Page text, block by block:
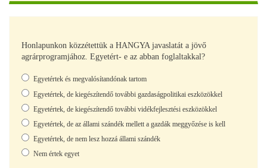
Honlapunkon közzétettük a HANGYA javaslatát a jövő
agrárprogramjához. Egyetért- e az abban foglaltakkal?
Választások
Egyetértek és megvalósítandónak tartom
Egyetértek, de kiegészítendő további gazdaságpolitikai eszközökkel
Egyetértek, de kiegészítendő további vidékfejlesztési eszközökkel
Egyetértek, de az állami szándék mellett a gazdák meggyőzése is kell
Egyetértek, de nem lesz hozzá állami szándék
Nem értek egyet